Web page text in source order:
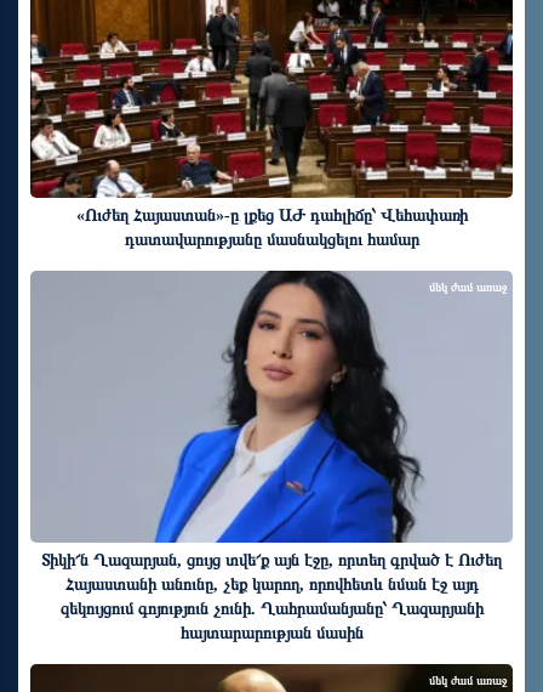
«Ուժեղ Հայաստան»-ը լքեց ԱԺ դահլիճը՝ Վեհափառի
դատավարությանը մասնակցելու համար
Տիկի՜ն Ղազարյան, ցույց տվե՜ք այն էջը, որտեղ գրված է Ուժեղ
Հայաստանի անունը, չեք կարող, որովհետև նման էջ այդ
զեկույցում գոյություն չունի. Ղահրամանյանը՝ Ղազարյանի
հայտարարության մասին
մեկ ժամ առաջ
մեկ ժամ առաջ